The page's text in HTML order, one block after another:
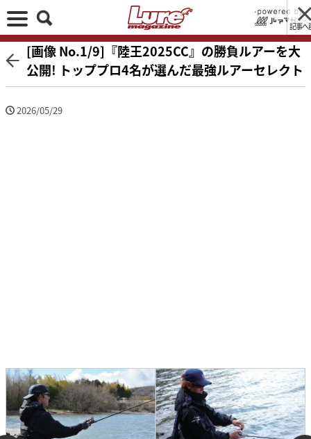
記事へ
[画像 No.1/9]『陸王2025CC』の勝負ルアーを大
公開! トッププロ4名が選んだ最強ルアーセレクト
2026/05/29